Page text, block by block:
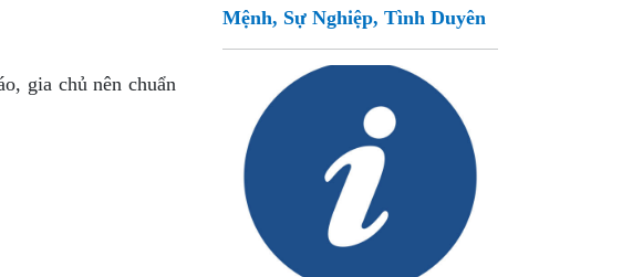
gia chủ nên chuẩn
Mệnh, Sự Nghiệp, Tình Duyên